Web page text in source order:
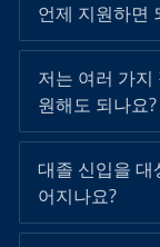
언제 지원하면
저는 여러 가지
원해도 되나요?
대졸 신입을 대
어지나요?